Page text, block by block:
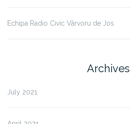
Echipa Radio Civic Vârvoru de Jos
Archives
July 2021